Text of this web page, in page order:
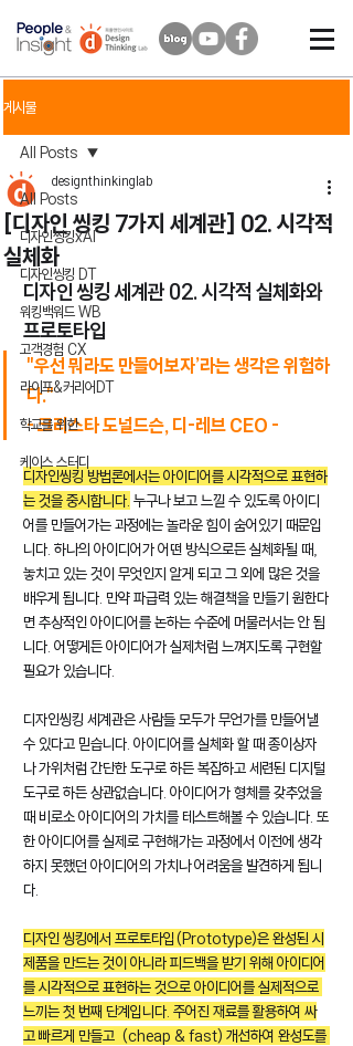
게시물
All Posts
디자인씽킹xAI
디자인씽킹 DT
워킹백워드 WB
고객경험 CX
라이프&커리어DT
학교를 위한
케이스 스터디
All Posts
[디자인 씽킹 7가지 세계관] 02. 시각적
실체화
designthinkinglab
디자인 씽킹 세계관 02. 시각적 실체화와
프로토타입
"우선 뭐라도 만들어보자’라는 생각은 위험하
다."
- 크리스타 도널드슨, 디-레브 CEO -
디자인씽킹 방법론에서는 아이디어를 시각적으로 표현하
는 것을 중시합니다. 누구나 보고 느낄 수 있도록 아이디
어를 만들어가는 과정에는 놀라운 힘이 숨어있기 때문입
니다. 하나의 아이디어가 어떤 방식으로든 실체화될 때,
놓치고 있는 것이 무엇인지 알게 되고 그 외에 많은 것을
배우게 됩니다. 만약 파급력 있는 해결책을 만들기 원한다
면 추상적인 아이디어를 논하는 수준에 머물러서는 안 됩
니다. 어떻게든 아이디어가 실제처럼 느껴지도록 구현할
필요가 있습니다.
디자인씽킹 세계관은 사람들 모두가 무언가를 만들어낼
수 있다고 믿습니다. 아이디어를 실체화 할 때 종이상자
나 가위처럼 간단한 도구로 하든 복잡하고 세련된 디지털
도구로 하든 상관없습니다. 아이디어가 형체를 갖추었을
때 비로소 아이디어의 가치를 테스트해볼 수 있습니다. 또
한 아이디어를 실제로 구현해가는 과정에서 이전에 생각
하지 못했던 아이디어의 가치나 어려움을 발견하게 됩니
다.
디자인 씽킹에서 프로토타입(Prototype)은 완성된 시
제품을 만드는 것이 아니라 피드백을 받기 위해 아이디어
를 시각적으로 표현하는 것으로 아이디어를 실제적으로
느끼는 첫 번째 단계입니다. 주어진 재료를 활용하여 싸
고 빠르게 만들고  (cheap & fast) 개선하여 완성도를